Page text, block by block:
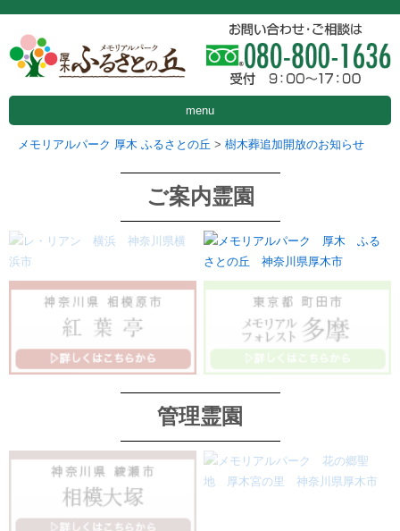
menu
メモリアルパーク 厚木 ふるさとの丘 > 樹木葬追加開放のお知らせ
ご案内霊園
管理霊園